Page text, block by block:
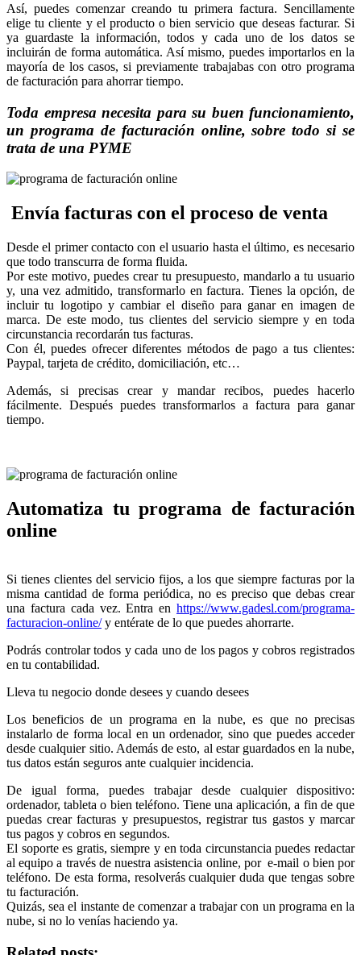
Así, puedes comenzar creando tu primera factura. Sencillamente
elige tu cliente y el producto o bien servicio que deseas facturar. Si
ya guardaste la información, todos y cada uno de los datos se
incluirán de forma automática. Así mismo, puedes importarlos en la
mayoría de los casos, si previamente trabajabas con otro programa
de facturación para ahorrar tiempo.
Toda empresa necesita para su buen funcionamiento,
un programa de facturación online, sobre todo si se
trata de una PYME
Envía facturas con el proceso de venta
Desde el primer contacto con el usuario hasta el último, es necesario
que todo transcurra de forma fluida.
Por este motivo, puedes crear tu presupuesto, mandarlo a tu usuario
y, una vez admitido, transformarlo en factura. Tienes la opción, de
incluir tu logotipo y cambiar el diseño para ganar en imagen de
marca. De este modo, tus clientes del servicio siempre y en toda
circunstancia recordarán tus facturas.
Con él, puedes ofrecer diferentes métodos de pago a tus clientes:
Paypal, tarjeta de crédito, domiciliación, etc…
Además, si precisas crear y mandar recibos, puedes hacerlo
fácilmente. Después puedes transformarlos a factura para ganar
tiempo.
Automatiza tu programa de facturación
online
Si tienes clientes del servicio fijos, a los que siempre facturas por la
misma cantidad de forma periódica, no es preciso que debas crear
una factura cada vez. Entra en https://www.gadesl.com/programa-
facturacion-online/y entérate de lo que puedes ahorrarte.
Podrás controlar todos y cada uno de los pagos y cobros registrados
en tu contabilidad.
Lleva tu negocio donde desees y cuando desees
Los beneficios de un programa en la nube, es que no precisas
instalarlo de forma local en un ordenador, sino que puedes acceder
desde cualquier sitio. Además de esto, al estar guardados en la nube,
tus datos están seguros ante cualquier incidencia.
De igual forma, puedes trabajar desde cualquier dispositivo:
ordenador, tableta o bien teléfono. Tiene una aplicación, a fin de que
puedas crear facturas y presupuestos, registrar tus gastos y marcar
tus pagos y cobros en segundos.
El soporte es gratis, siempre y en toda circunstancia puedes redactar
al equipo a través de nuestra asistencia online, por e-mail o bien por
teléfono. De esta forma, resolverás cualquier duda que tengas sobre
tu facturación.
Quizás, sea el instante de comenzar a trabajar con un programa en la
nube, si no lo venías haciendo ya.